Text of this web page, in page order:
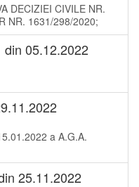
DECIZIEI CIVILE NR.
NR. 1631/298/2020;
05.12.2022
a A.G.A.
25.11.2022